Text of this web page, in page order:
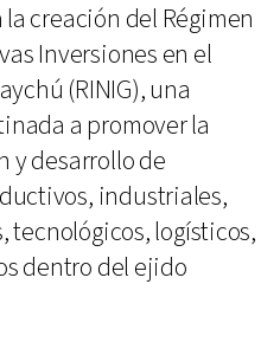
creación del Régimen
Inversiones en el
(RINIG), una
a promover la
y desarrollo de
industriales,
tecnológicos, logísticos,
dentro del ejido